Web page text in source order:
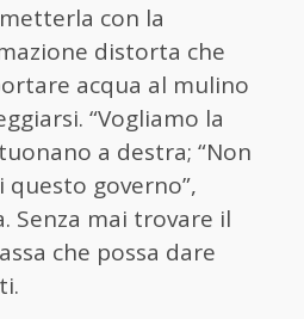
con la
distorta che
acqua al mulino
“Vogliamo la
a destra; “Non
governo”,
Senza mai trovare il
che possa dare